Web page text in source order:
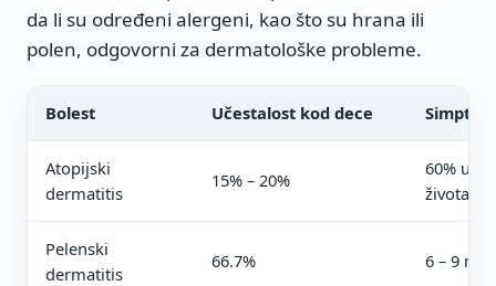
da li su određeni alergeni, kao što su hrana ili
polen, odgovorni za dermatološke probleme.
Bolest Učestalost kod dece
Atopijski
dermatitis
15% – 20%
60% u
života
Pelenski
dermatitis
66.7% 6 – 9